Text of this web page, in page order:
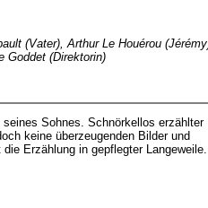
(Vater), Arthur Le Houérou
Goddet (Direktorin)
Sohnes. Schnörkellos erzählter
keine überzeugenden Bilder und
Erzählung in gepflegter Langeweile.